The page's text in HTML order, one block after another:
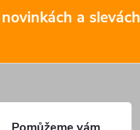
a slevách